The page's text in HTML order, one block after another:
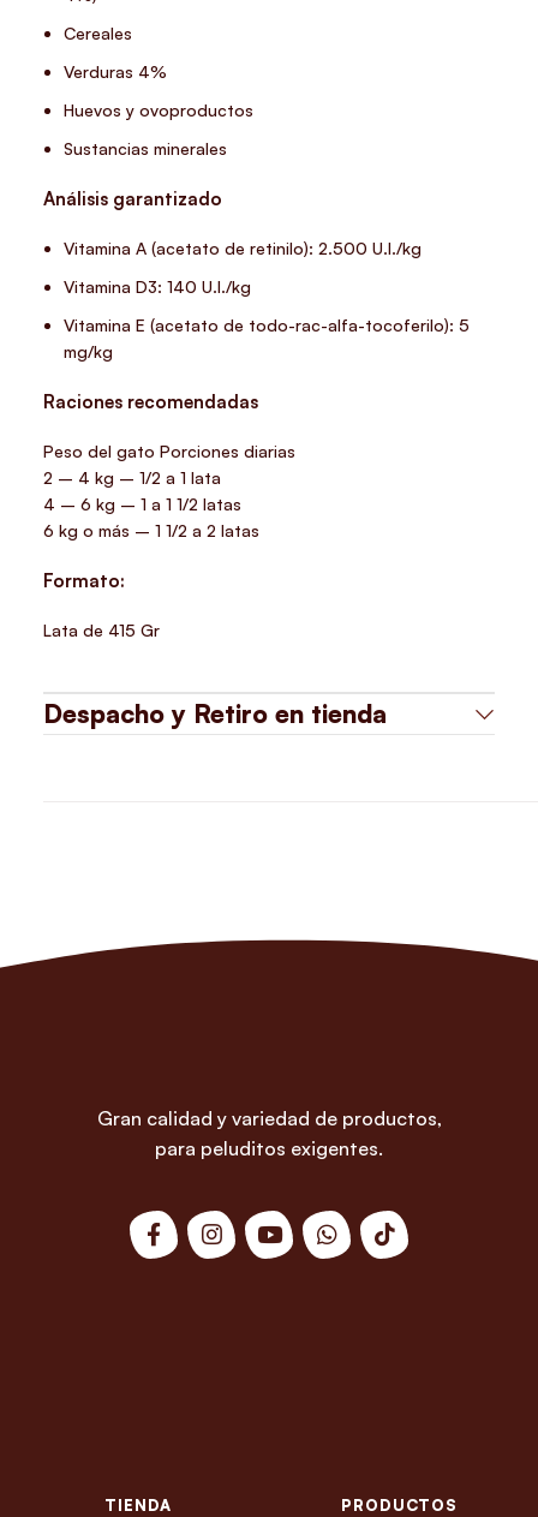
Cereales
Verduras 4%
Huevos y ovoproductos
Sustancias minerales
Análisis garantizado
Vitamina A (acetato de retinilo): 2.500 U.I./kg
Vitamina D3: 140 U.I./kg
Vitamina E (acetato de todo-rac-alfa-tocoferilo): 5
mg/kg
Raciones recomendadas
Peso del gato Porciones diarias
2 – 4 kg – 1/2 a 1 lata
4 – 6 kg – 1 a 1 1/2 latas
6 kg o más – 1 1/2 a 2 latas
Formato:
Lata de 415 Gr
Despacho y Retiro en tienda
Gran calidad y variedad de productos,
para peluditos exigentes.
TIENDA PRODUCTOS